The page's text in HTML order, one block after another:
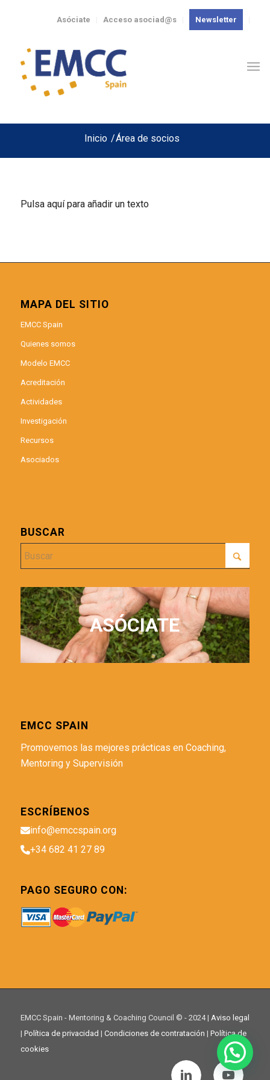
Newsletter
Acceso asociad@s
Asóciate
Inicio /Área de socios
Pulsa aquí para añadir un texto
MAPA DEL SITIO
EMCC Spain
Quienes somos
Modelo EMCC
Acreditación
Actividades
Investigación
Recursos
Asociados
BUSCAR
ASÓCIATE
EMCC SPAIN
Promovemos las mejores prácticas en Coaching,
Mentoring y Supervisión
ESCRÍBENOS
info@emccspain.org
+34 682 41 27 89
PAGO SEGURO CON:
EMCC Spain - Mentoring & Coaching Council © - 2024 | Aviso legal
| Política de privacidad | Condiciones de contratación | Política de
cookies